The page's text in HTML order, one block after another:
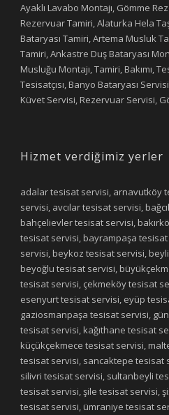
Ayaklı Lavabo Montajı, Gömme
Rezervuar Tamiri, Alaturka Hela
Bataryası Tamiri, Artema Musluk
Tamiri, Ankastre Duş Bataryası
Musluğu Montajı, Tamiri, Bakımı,
Tesisatçısı, Banyo Bataryası
Küvet Servisi, Rezervuar Servisi,
Hizmet verdiğimiz yerler
adalar tesisat servisi, arnavutköy
servisi, avcılar tesisat servisi,
bahçelievler tesisat servisi,
tesisat servisi, bayrampaşa
servisi, beykoz tesisat servisi,
beyoğlu tesisat servisi,
tesisat servisi, çekmeköy tesisat
esenyurt tesisat servisi, eyüp
gaziosmanpaşa tesisat servisi,
tesisat servisi, kağıthane tesisat
küçükçekmece tesisat servisi,
tesisat servisi, sancaktepe tesisat
silivri tesisat servisi, sultanbeyli
tesisat servisi, şile tesisat servisi,
tesisat servisi, ümraniye tesisat